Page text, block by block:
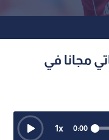
مجانا في
0:00
1x